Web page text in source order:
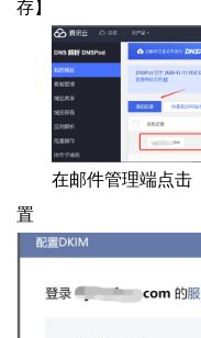
存】
在邮件管理端点击
置